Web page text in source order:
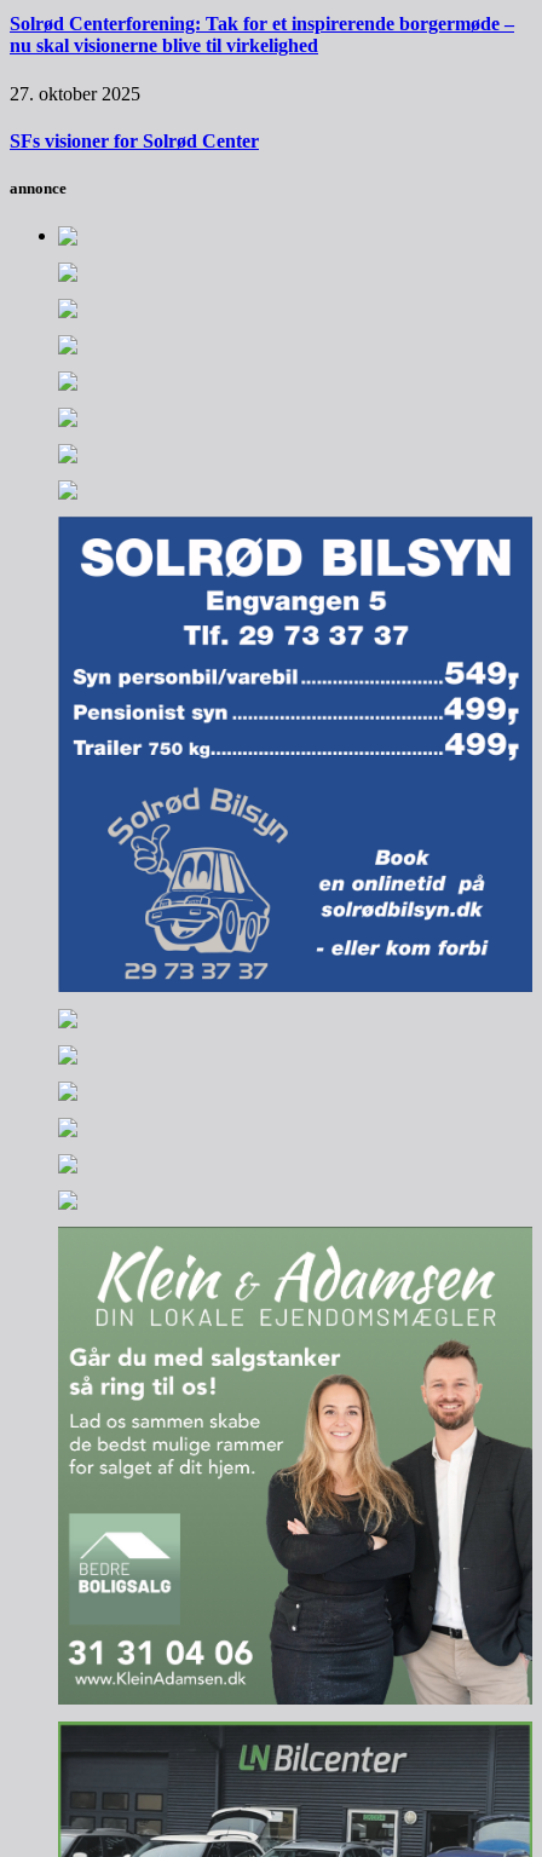
Solrød Centerforening: Tak for et inspirerende borgermøde –
nu skal visionerne blive til virkelighed
27. oktober 2025
SFs visioner for Solrød Center
annonce